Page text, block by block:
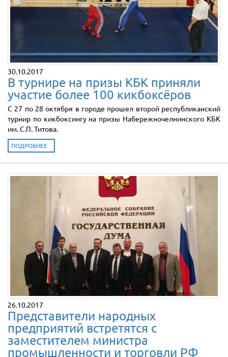
30.10.2017
В турнире на призы КБК приняли
участие более 100 кикбоксёров
С 27 по 28 октября в городе прошел второй республиканский
турнир по кикбоксингу на призы Набережночелнинского КБК
им. С.П. Титова.
ПОДРОБНЕЕ
26.10.2017
Представители народных
предприятий встретятся с
заместителем министра
промышленности и торговли РФ